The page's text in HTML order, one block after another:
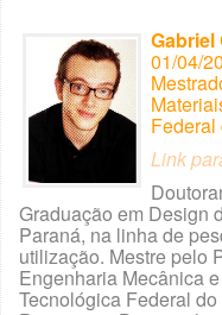
Gabriel
01/04/
Federal
Link
Graduação em Design
Paraná, na linha de
utilização. Mestre pelo
Engenharia Mecânica
Tecnológica Federal